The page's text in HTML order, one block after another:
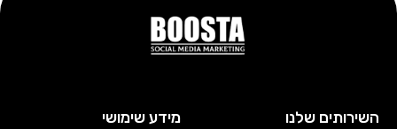
השירותים שלנו מידע שימושי